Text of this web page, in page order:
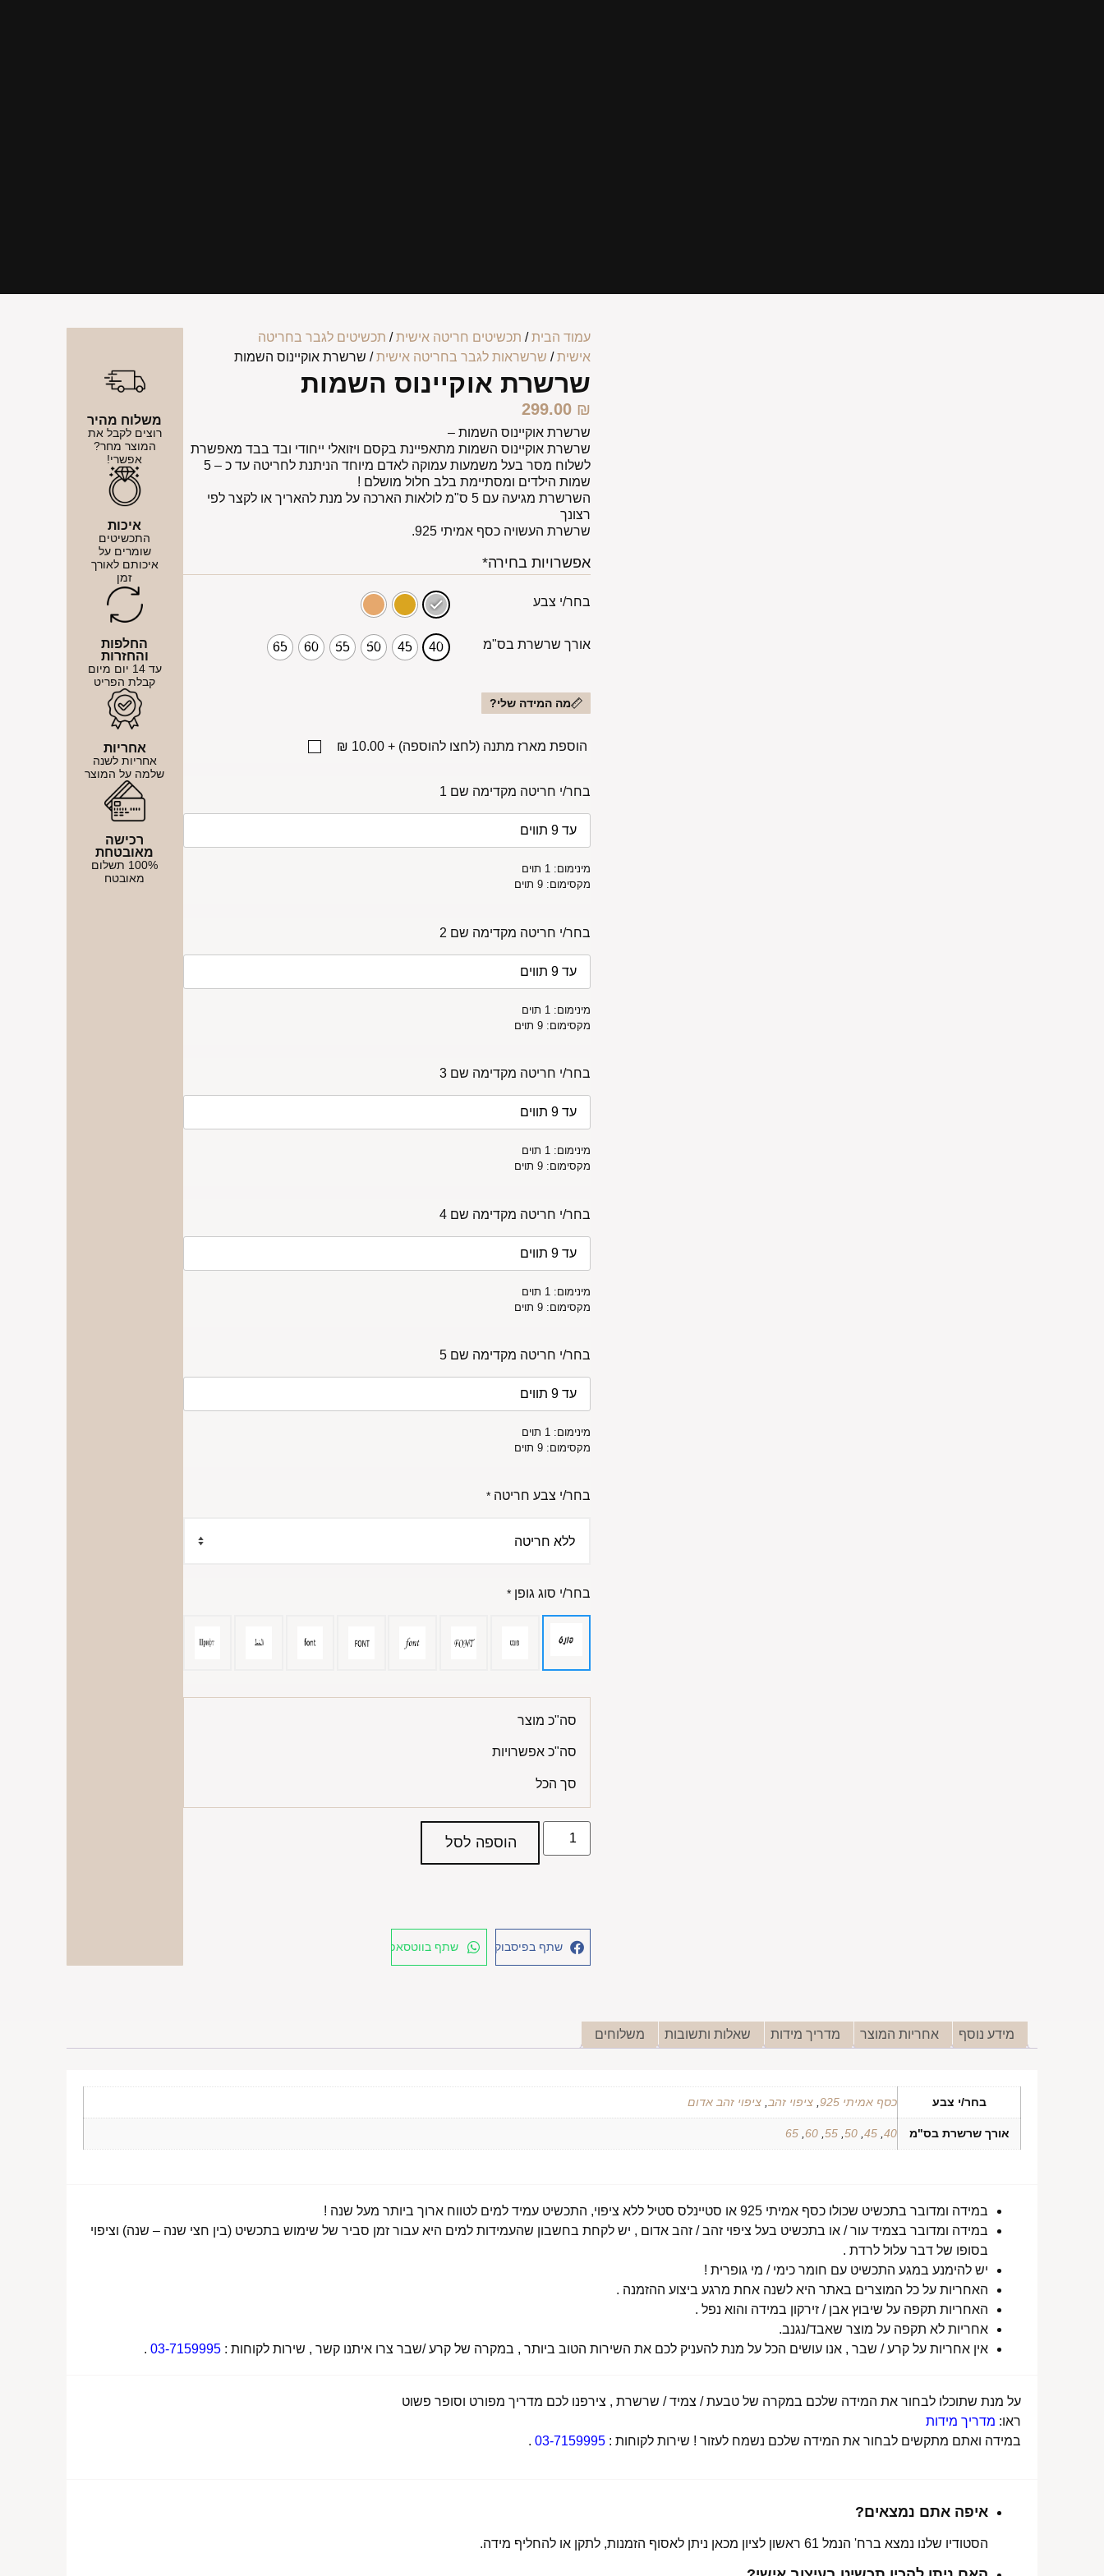
עמוד הבית/ תכשיטים חריטה אישית/ תכשיטים לגבר בחריטה
אישית/ שרשראות לגבר בחריטה אישית/ שרשרת אוקיינוס השמות
שרשרת אוקיינוס השמות
299.00 ₪
שרשרת אוקיינוס השמות –
שרשרת אוקיינוס השמות מתאפיינת בקסם ויזואלי ייחודי ובד בבד מאפשרת
לשלוח מסר בעל משמעות עמוקה לאדם מיוחד הניתנת לחריטה עד כ – 5
שמות הילדים ומסתיימת בלב חלול מושלם !
השרשרת מגיעה עם 5 ס"מ לולאות הארכה על מנת להאריך או לקצר לפי
רצונך
שרשרת העשויה כסף אמיתי 925.
אפשרויות בחירה*
בחר/י צבע
אורך שרשרת בס"מ 40
45
50
55
60
65
מה המידה שלי?
הוספת מארז מתנה (לחצו להוספה) +
10.00 ₪
בחר/י חריטה מקדימה שם 1
מינימום: 1 תוים
מקסימום: 9 תוים
בחר/י חריטה מקדימה שם 2
מינימום: 1 תוים
מקסימום: 9 תוים
בחר/י חריטה מקדימה שם 3
מינימום: 1 תוים
מקסימום: 9 תוים
בחר/י חריטה מקדימה שם 4
מינימום: 1 תוים
מקסימום: 9 תוים
בחר/י חריטה מקדימה שם 5
מינימום: 1 תוים
מקסימום: 9 תוים
בחר/י צבע חריטה *
בחר/י סוג גופן *
סה"כ מוצר
סה"כ אפשרויות
סך הכל
הוספה לסל
שתף בפיסבוק שתף בווטסאפ
משלוח מהיר
רוצים לקבל את
המוצר מחר?
אפשרי!
איכות
התכשיטים
שומרים על
איכותם לאורך
זמן
החלפות
והחזרות
עד 14 יום מיום
קבלת הפריט
אחריות
אחריות לשנה
שלמה על המוצר
רכישה
מאובטחת
100% תשלום
מאובטח
מידע נוסף אחריות המוצר מדריך מידות שאלות ותשובות משלוחים
בחר/י צבע כסף אמיתי 925 , ציפוי זהב ציפוי זהב אדום
אורך שרשרת בס"מ 40
,
45
,
50
,
55
,
60
,
65
במידה ומדובר בתכשיט שכולו כסף אמיתי 925 או סטיינלס סטיל ללא ציפוי, התכשיט עמיד למים לטווח ארוך ביותר מעל שנה !
במידה ומדובר בצמיד עור / או בתכשיט בעל ציפוי זהב / זהב אדום , יש לקחת בחשבון שהעמידות למים היא עבור זמן סביר של שימוש בתכשיט (בין חצי שנה – שנה) וציפוי
בסופו של דבר עלול לרדת .
יש להימנע במגע התכשיט עם חומר כימי / מי גופרית !
האחריות על כל המוצרים באתר היא לשנה אחת מרגע ביצוע ההזמנה .
האחריות תקפה על שיבוץ אבן / זירקון במידה והוא נפל .
אחריות לא תקפה על מוצר שאבד/נגנב.
אין אחריות על קרע / שבר , אנו עושים הכל על מנת להעניק לכם את השירות הטוב ביותר , במקרה של קרע /שבר צרו איתנו קשר , שירות לקוחות : 03-7159995
.
על מנת שתוכלו לבחור את המידה שלכם במקרה של טבעת / צמיד / שרשרת , צירפנו לכם מדריך מפורט וסופר פשוט
ראו: מדריך מידות
במידה ואתם מתקשים לבחור את המידה שלכם נשמח לעזור ! שירות לקוחות : 03-7159995
.
איפה אתם נמצאים?
הסטודיו שלנו נמצא ברח' הנמל 61 ראשון לציון מכאן ניתן לאסוף הזמנות, לתקן או להחליף מידה.